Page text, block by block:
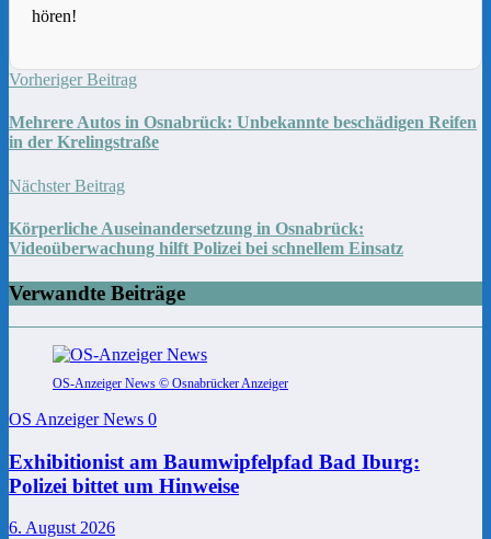
hören!
Vorheriger Beitrag
Mehrere Autos in Osnabrück: Unbekannte beschädigen Reifen
in der Krelingstraße
Nächster Beitrag
Körperliche Auseinandersetzung in Osnabrück:
Videoüberwachung hilft Polizei bei schnellem Einsatz
Verwandte Beiträge
OS-Anzeiger News © Osnabrücker Anzeiger
OS Anzeiger News 0
Exhibitionist am Baumwipfelpfad Bad Iburg:
Polizei bittet um Hinweise
6. August 2026